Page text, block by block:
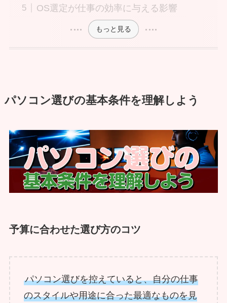
OS選定が仕事の効率に与える影響
もっと見る
パソコン選びの基本条件を理解しよう
予算に合わせた選び方のコツ
パソコン選びを控えていると、自分の仕事
のスタイルや用途に合った最適なものを見